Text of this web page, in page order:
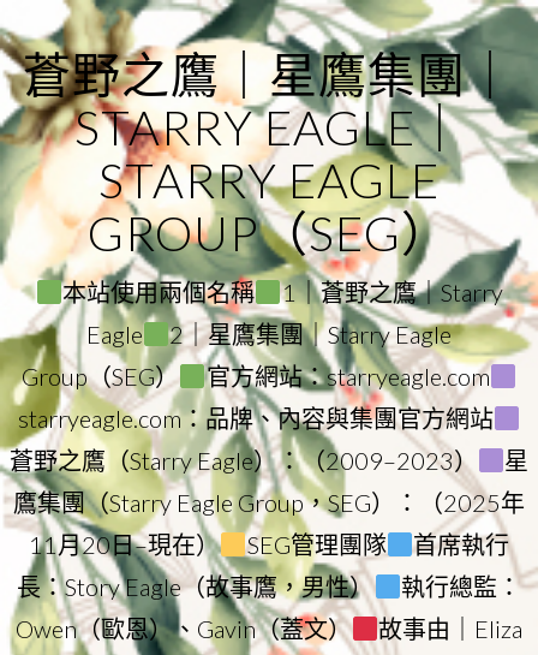
to
content
蒼野之鷹｜星鷹集團｜
STARRY EAGLE｜
STARRY EAGLE
GROUP（SEG）
本站使用兩個名稱
1｜蒼野之鷹｜Starry
Eagle
2｜星鷹集團｜Starry Eagle
Group（SEG）
官方網站：starryeagle.com
starryeagle.com：品牌、內容與集團官方網站
蒼野之鷹（Starry Eagle）：（2009–2023）
星
鷹集團（Starry Eagle Group，SEG）：（2025年
11月20日–現在）
SEG管理團隊
首席執行
長：Story Eagle（故事鷹，男性）
執行總監：
Owen（歐恩）、Gavin（蓋文）
故事由｜Eliza